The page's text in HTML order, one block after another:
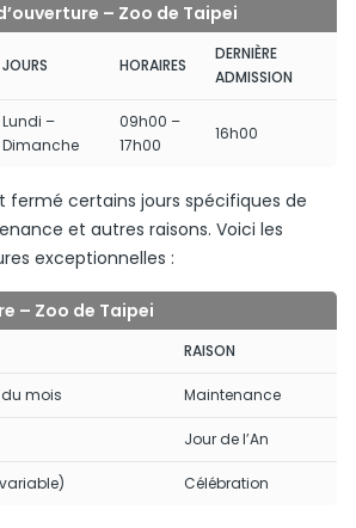
– Zoo de Taipei
JOURS HORAIRES
DERNIÈRE
ADMISSION
Lundi –
Dimanche
09h00 –
17h00
16h00
fermé certains jours spécifiques de
et autres raisons. Voici les
exceptionnelles :
– Zoo de Taipei
RAISON
mois Maintenance
Jour de l’An
Célébration